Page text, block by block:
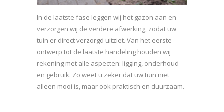
In de laatste fase leggen wij het gazon aan en
verzorgen wij de verdere afwerking, zodat uw
tuin er direct verzorgd uitziet. Van het eerste
ontwerp tot de laatste handeling houden wij
rekening met alle aspecten: ligging, onderhoud
en gebruik. Zo weet u zeker dat uw tuin niet
alleen mooi is, maar ook praktisch en duurzaam.